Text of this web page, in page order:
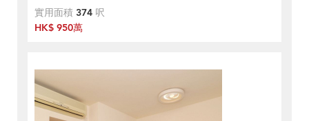
實用面積 374 呎
HK$ 950萬